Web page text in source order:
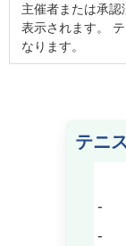
主催者または承
表示されます。
なります。
テニ
-
-